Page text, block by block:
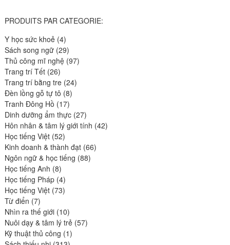
PRODUITS PAR CATEGORIE:
Y học sức khoẻ 44
produits
Sách song ngữ 2929
produits
Thủ công mĩ nghệ 9797
Trang trí Tết 2626
produits
Trang trí bằng tre 2424
Đèn lồng gỗ tự tô 88
produits
Tranh Đông Hồ 1717
produits
Dinh dưỡng ẩm thực 2727
produits
Hôn nhân & tâm lý giới tính 4242
Học tiếng Việt 5252
produits
Kinh doanh & thành đạt 6666
Ngôn ngữ & học tiếng 8888
Học tiếng Anh 88
produits
Học tiếng Pháp 44
produits
Học tiếng Việt 7373
Từ điển 77
produits
Nhìn ra thế giới 1010
produits
Nuôi dạy & tâm lý trẻ 5757
Kỹ thuật thủ công 11